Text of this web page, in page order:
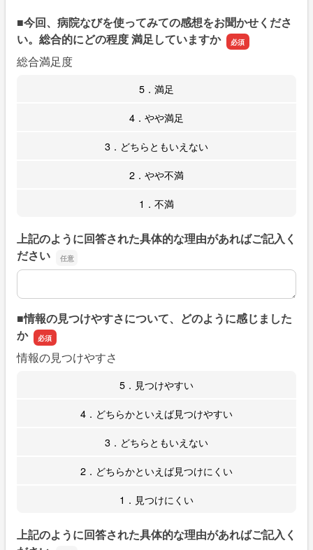
■今回、病院なびを使ってみての感想をお聞かせくださ
い。総合的にどの程度 満足していますか
総合満足度
5．満足
4．やや満足
3．どちらともいえない
2．やや不満
1．不満
上記のように回答された具体的な理由があればご記入く
ださい
上記のように回答された具体的な理由があればご記入くだ
■情報の見つけやすさについて、どのように感じました
か
情報の見つけやすさ
5．見つけやすい
4．どちらかといえば見つけやすい
3．どちらともいえない
2．どちらかといえば見つけにくい
1．見つけにくい
上記のように回答された具体的な理由があればご記入く